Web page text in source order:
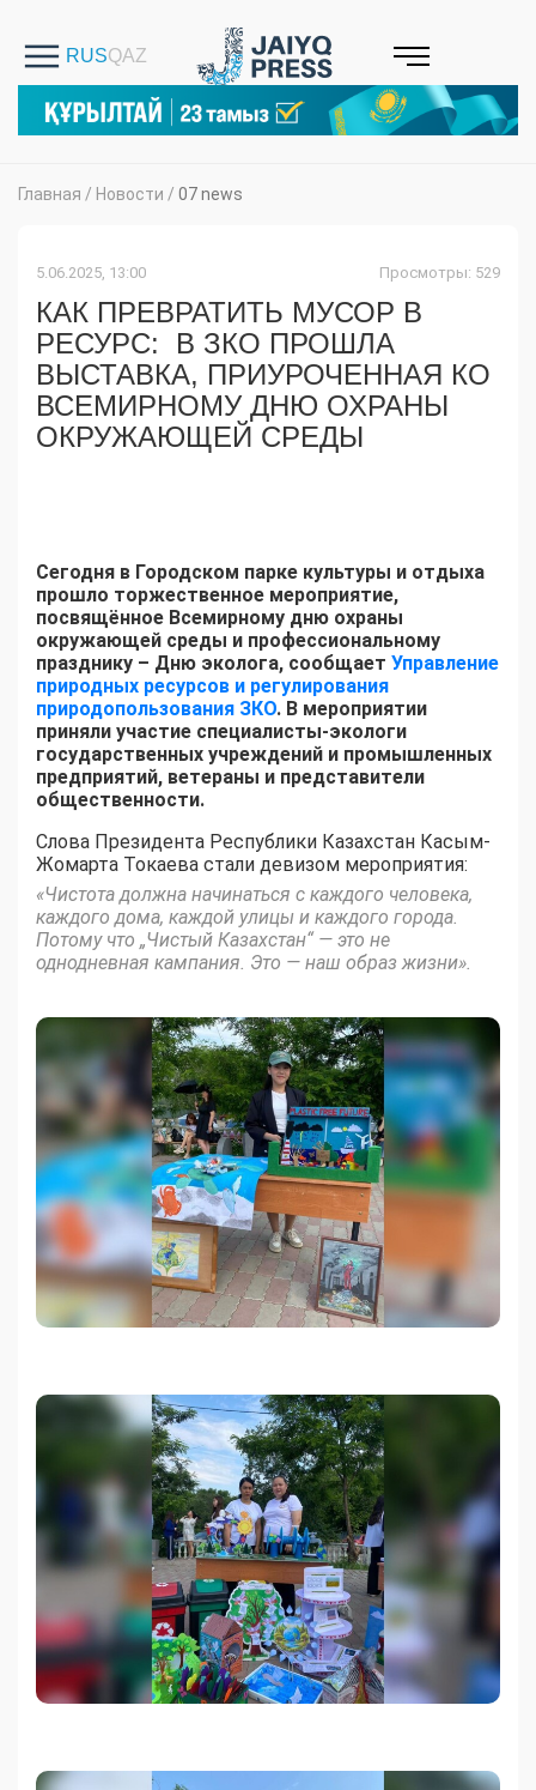
Главная / Новости / 07 news
5.06.2025, 13:00 Просмотры: 529
КАК ПРЕВРАТИТЬ МУСОР В
РЕСУРС: В ЗКО ПРОШЛА
ВЫСТАВКА, ПРИУРОЧЕННАЯ КО
ВСЕМИРНОМУ ДНЮ ОХРАНЫ
ОКРУЖАЮЩЕЙ СРЕДЫ
Сегодня в Городском парке культуры и отдыха
прошло торжественное мероприятие,
посвящённое Всемирному дню охраны
окружающей среды и профессиональному
празднику – Дню эколога, сообщает Управление
природных ресурсов и регулирования
природопользования ЗКО. В мероприятии
приняли участие специалисты-экологи
государственных учреждений и промышленных
предприятий, ветераны и представители
общественности.
Слова Президента Республики Казахстан Касым-
Жомарта Токаева стали девизом мероприятия:
«Чистота должна начинаться с каждого человека,
каждого дома, каждой улицы и каждого города.
Потому что „Чистый Казахстан“ — это не
однодневная кампания. Это — наш образ жизни».